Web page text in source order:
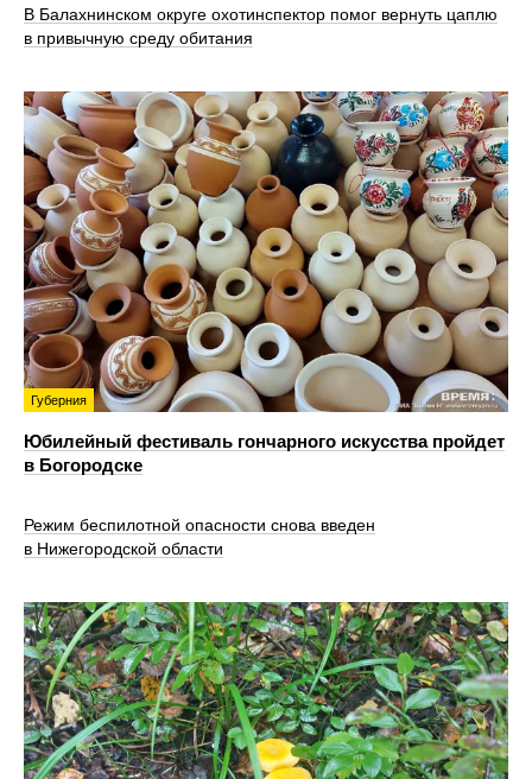
В Балахнинском округе охотинспектор помог вернуть цаплю
в привычную среду обитания
Губерния
Юбилейный фестиваль гончарного искусства пройдет
в Богородске
Режим беспилотной опасности снова введен
в Нижегородской области